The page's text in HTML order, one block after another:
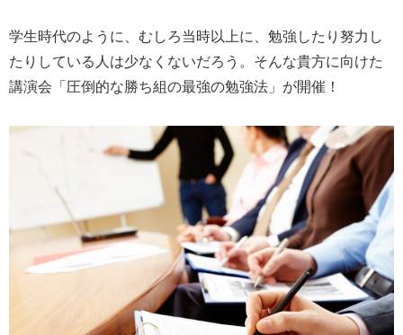
学生時代のように、むしろ当時以上に、勉強したり努力し
たりしている人は少なくないだろう。そんな貴方に向けた
講演会「圧倒的な勝ち組の最強の勉強法」が開催！